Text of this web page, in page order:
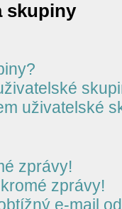
skupiny
uživatelské
zprávy!
zprávy!
e-mail